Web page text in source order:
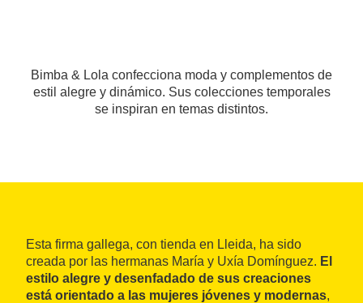
Bimba & Lola confecciona moda y complementos de
estil alegre y dinámico. Sus colecciones temporales
se inspiran en temas distintos.
Esta firma gallega, con tienda en Lleida, ha sido
creada por las hermanas María y Uxía Domínguez. El
estilo alegre y desenfadado de sus creaciones
está orientado a las mujeres jóvenes y modernas,